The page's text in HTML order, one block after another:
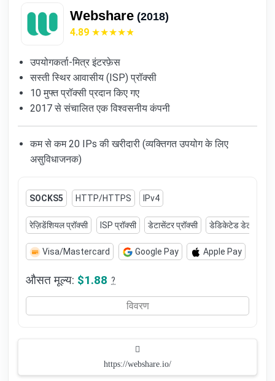
Webshare (2018)
4.89
उपयोगकर्ता-मित्र इंटरफ़ेस
सस्ती स्थिर आवासीय (ISP) प्रॉक्सी
10 मुफ्त प्रॉक्सी प्रदान किए गए
2017 से संचालित एक विश्वसनीय कंपनी
कम से कम 20 IPs की खरीदारी (व्यक्तिगत उपयोग के लिए
असुविधाजनक)
SOCKS5 HTTP/HTTPS IPv4
रेज़िडेंशियल प्रॉक्सी ISP प्रॉक्सी डेटासेंटर प्रॉक्सी डेडिकेटेड डेटासेंटर
Visa/Mastercard Google Pay Apple Pay
औसत मूल्य: $1.88 ?
विवरण
https://webshare.io/